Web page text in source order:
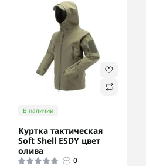
В наличии
Куртка тактическая
Soft Shell ESDY цвет
олива
0